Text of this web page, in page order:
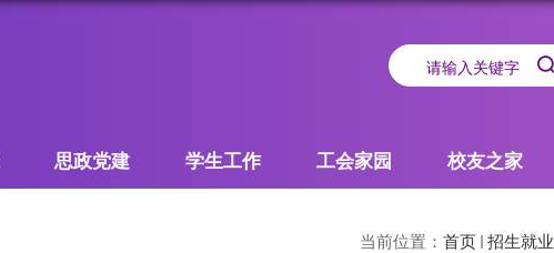
思政党建 学生工作 工会家园 校友之家
当前位置： 首页 招生就业